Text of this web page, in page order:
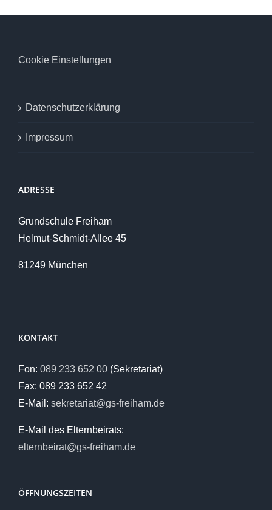
Cookie Einstellungen
Datenschutzerklärung
Impressum
ADRESSE
Grundschule Freiham
Helmut-Schmidt-Allee 45
81249 München
KONTAKT
Fon: 089 233 652 00 (Sekretariat)
Fax: 089 233 652 42
E-Mail: sekretariat@gs-freiham.de
E-Mail des Elternbeirats:
elternbeirat@gs-freiham.de
ÖFFNUNGSZEITEN